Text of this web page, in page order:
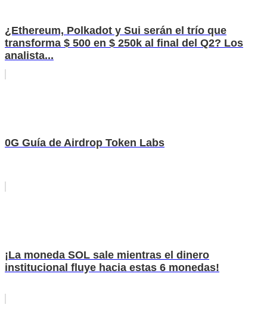
¿Ethereum, Polkadot y Sui serán el trío que
transforma $ 500 en $ 250k al final del Q2? Los
analista...
0G Guía de Airdrop Token Labs
¡La moneda SOL sale mientras el dinero
institucional fluye hacia estas 6 monedas!